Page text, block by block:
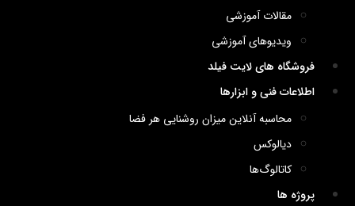
مقالات آموزشی
ویدیوهای آموزشی
فروشگاه های لایت فیلد
اطلاعات فنی و ابزارها
محاسبه آنلاین میزان روشنایی هر فضا
دیالوکس
کاتالوگ‌ها
پروژه ها